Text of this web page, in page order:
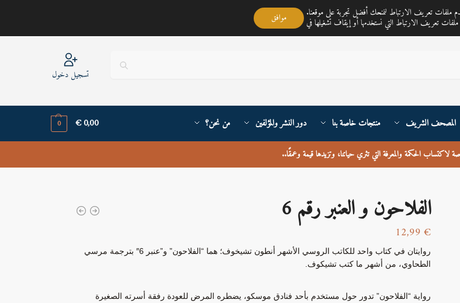
لمبيع الكتب العربية تغطي خدمته جميع أنحاء القارة الأوربية والعالم
تسجيل دخول
المصحف الشريف منتجات خاصة بنا دور النشر والمؤلفين من نحن؟ 0,00
€
0
لاكتساب الحكمة والمعرفة التي تثري حياتنا، وتزيدها قيمة وعمقًا..
الفلاحون و العنبر رقم 6
12,99€
روايتان في كتاب واحد للكاتب الروسي الأشهر أنطون تشيخوف؛ هما “الفلاحون” و”عنبر 6″ بترجمة مرسي
الطحاوي، من أشهر ما كتب تشيكوف.
رواية “الفلاحون” تدور حول مستخدم بأحد فنادق موسكو، يضطره المرض للعودة رفقة أسرته الصغيرة
ملفات تعريف الارتباط لنمنحك أفضل تجربة على موقعنا. موافق